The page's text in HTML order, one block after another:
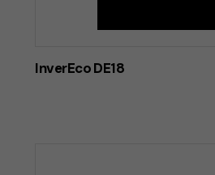
InverEco DE18